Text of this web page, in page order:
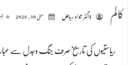
کالم ڈاکٹر جواد ریاض مئی 30, 2026 0 تبصرے
ریاستیوں کی تاریخ صرف جنگ وجدل سے